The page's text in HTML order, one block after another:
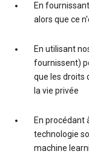
En
alors que ce
En utilisant
fournissent)
que les droits
la vie privée
En procédant
technologie
machine